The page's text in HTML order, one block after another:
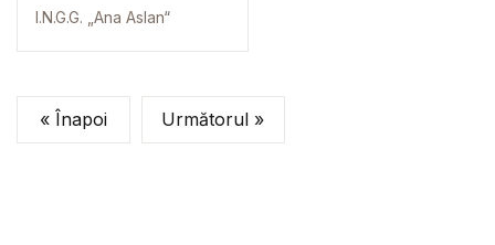
I.N.G.G. „Ana Aslan“
« Înapoi Următorul »